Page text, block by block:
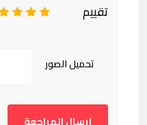
تقييم 5
4
3
تحميل الصور